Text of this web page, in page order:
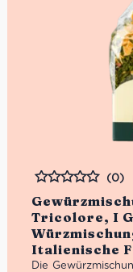
Tricolore, I
Italienische
Bewertet
(0)
Die